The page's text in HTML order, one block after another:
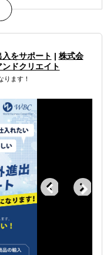
広告・プロモーション
をサポート | 株式会
ドクリエイト
ります！